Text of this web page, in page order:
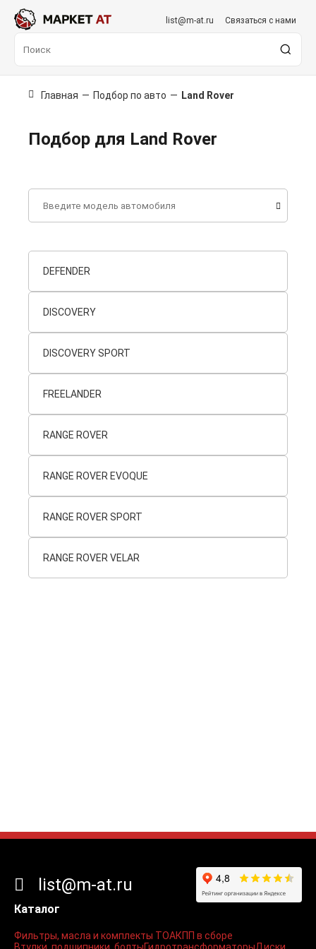
list@m-at.ru Связаться с нами
Главная — Подбор по авто — Land Rover
Подбор для Land Rover
DEFENDER
DISCOVERY
DISCOVERY SPORT
FREELANDER
RANGE ROVER
RANGE ROVER EVOQUE
RANGE ROVER SPORT
RANGE ROVER VELAR
Каталог
Фильтры, масла и комплекты ТОАКПП в сборе
list@m-at.ru